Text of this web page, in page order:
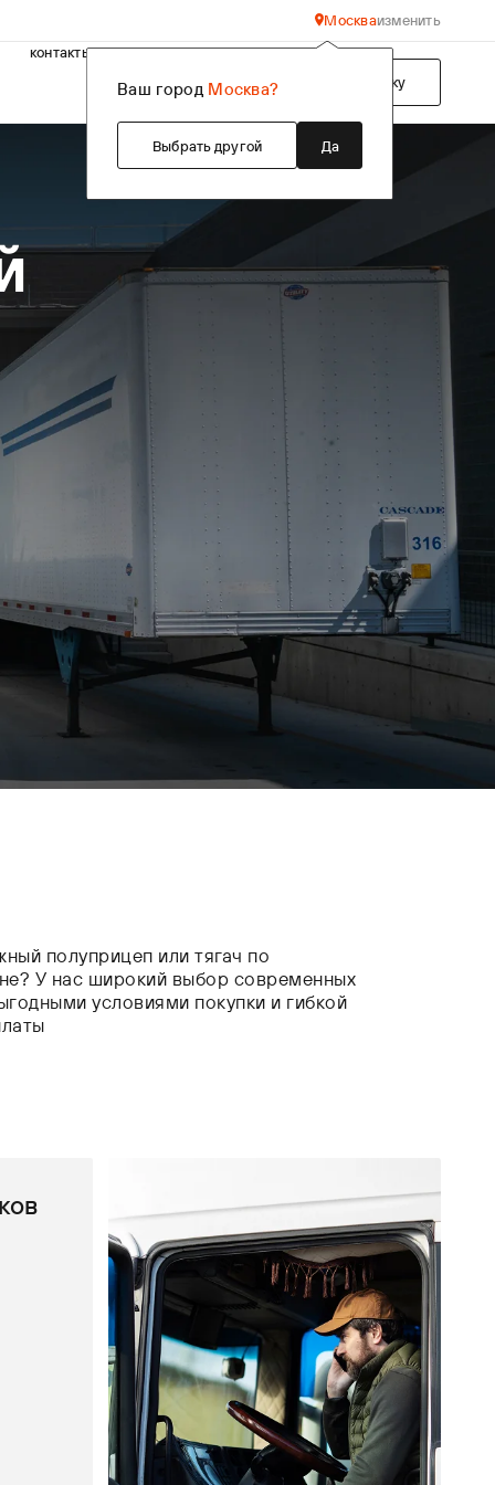
Москва
Ваш город Москва?
Выбрать другой Да
изменить
контакты
Подобрать технику
полуприцеп или тягач по
У нас широкий выбор современных
условиями покупки и гибкой